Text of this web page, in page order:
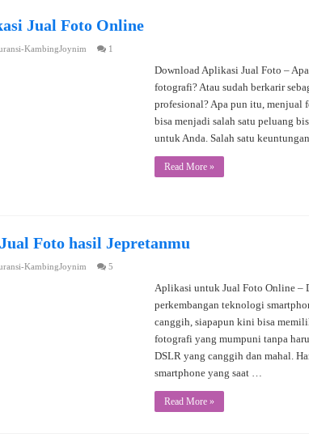
Jual Foto Online
KambingJoynim 1
Download Aplikasi Jual Foto –
fotografi? Atau sudah berkarir
profesional? Apa pun itu, menjual
bisa menjadi salah satu peluang
untuk Anda. Salah satu
Read More »
Foto hasil Jepretanmu
KambingJoynim 5
Aplikasi untuk Jual Foto Online –
perkembangan teknologi
canggih, siapapun kini bisa
fotografi yang mumpuni tanpa
DSLR yang canggih dan mahal.
smartphone yang saat …
Read More »